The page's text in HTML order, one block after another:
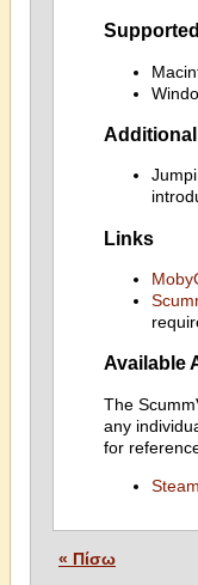
Links
Available
The
any
for
Steam
« Πίσω